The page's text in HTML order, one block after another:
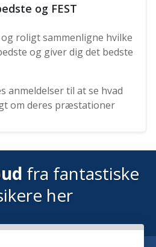
og FEST
roligt sammenligne hvilke
og giver dig det bedste
anmeldelser til at se hvad
om deres præstationer
fra fantastiske
her